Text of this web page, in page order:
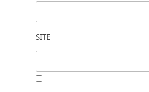
SITE